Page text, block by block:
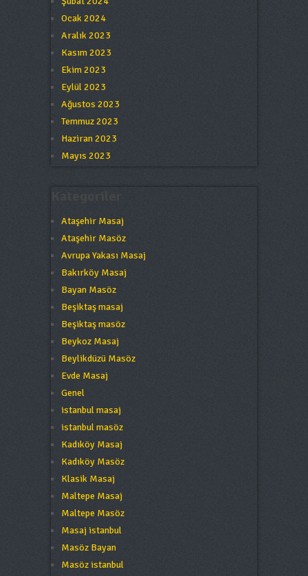
Ocak 2024
Aralık 2023
Kasım 2023
Ekim 2023
Eylül 2023
Ağustos 2023
Temmuz 2023
Haziran 2023
Mayıs 2023
Ataşehir Masaj
Ataşehir Masöz
Avrupa Yakası Masaj
Bakırköy Masaj
Bayan Masöz
Beşiktaş masaj
Beşiktaş masöz
Beykoz Masaj
Beylikdüzü Masöz
Evde Masaj
Genel
istanbul masaj
istanbul masöz
Kadıköy Masaj
Kadıköy Masöz
Klasik Masaj
Maltepe Masaj
Maltepe Masöz
Masaj istanbul
Masöz Bayan
Masöz istanbul